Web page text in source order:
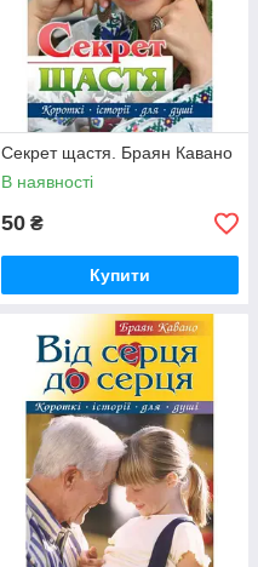
Секрет щастя. Браян Кавано
В наявності
50 ₴
Купити